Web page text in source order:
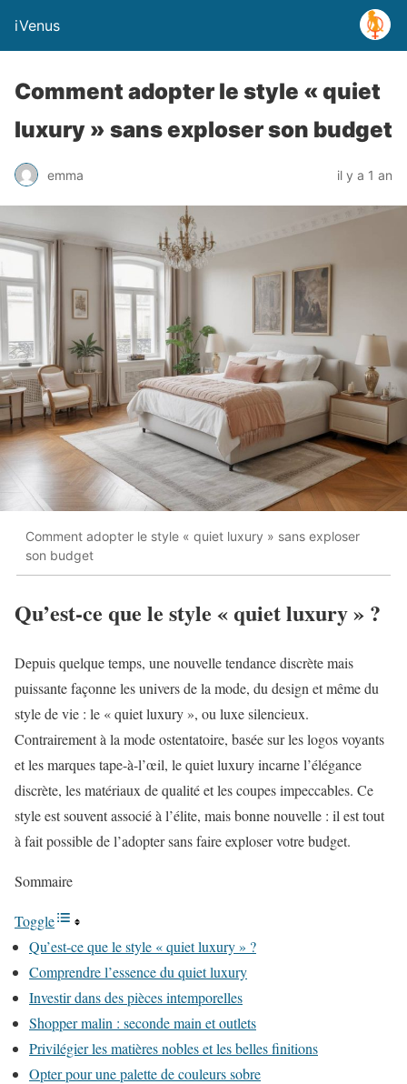
iVenus
Comment adopter le style « quiet
luxury » sans exploser son budget
emma il y a 1 an
Comment adopter le style « quiet luxury » sans exploser
son budget
Qu’est-ce que le style « quiet luxury » ?
Depuis quelque temps, une nouvelle tendance discrète mais
puissante façonne les univers de la mode, du design et même du
style de vie : le « quiet luxury », ou luxe silencieux.
Contrairement à la mode ostentatoire, basée sur les logos voyants
et les marques tape-à-l’œil, le quiet luxury incarne l’élégance
discrète, les matériaux de qualité et les coupes impeccables. Ce
style est souvent associé à l’élite, mais bonne nouvelle : il est tout
à fait possible de l’adopter sans faire exploser votre budget.
Sommaire
Toggle
Qu’est-ce que le style « quiet luxury » ?
Comprendre l’essence du quiet luxury
Investir dans des pièces intemporelles
Shopper malin : seconde main et outlets
Privilégier les matières nobles et les belles finitions
Opter pour une palette de couleurs sobre